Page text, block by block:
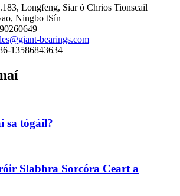
Longfeng, Siar ó Chrios Tionscail
Ningbo tSín
bearings.com
13586843634
sa tógáil?
Slabhra Sorcóra Ceart a